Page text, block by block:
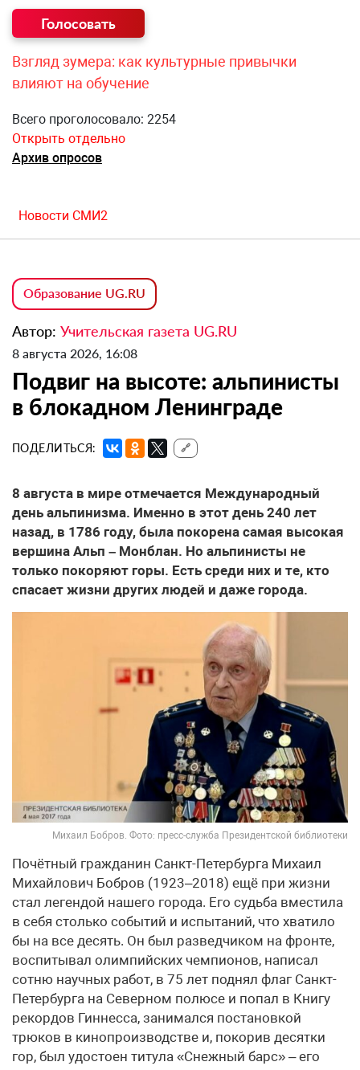
Взгляд зумера: как культурные привычки
влияют на обучение
Всего проголосовало: 2254
Открыть отдельно
Архив опросов
Новости СМИ2
Образование UG.RU
Автор: Учительская газета UG.RU
8 августа 2026, 16:08
Подвиг на высоте: альпинисты
в блокадном Ленинграде
ПОДЕЛИТЬСЯ: 🔗
8 августа в мире отмечается Международный
день альпинизма. Именно в этот день 240 лет
назад, в 1786 году, была покорена самая высокая
вершина Альп – Монблан. Но альпинисты не
только покоряют горы. Есть среди них и те, кто
спасает жизни других людей и даже города.
Михаил Бобров. Фото: пресс-служба Президентской библиотеки
Почётный гражданин Санкт-Петербурга Михаил
Михайлович Бобров (1923–2018) ещё при жизни
стал легендой нашего города. Его судьба вместила
в себя столько событий и испытаний, что хватило
бы на все десять. Он был разведчиком на фронте,
воспитывал олимпийских чемпионов, написал
сотню научных работ, в 75 лет поднял флаг Санкт-
Петербурга на Северном полюсе и попал в Книгу
рекордов Гиннесса, занимался постановкой
трюков в кинопроизводстве и, покорив десятки
гор, был удостоен титула «Снежный барс» – его